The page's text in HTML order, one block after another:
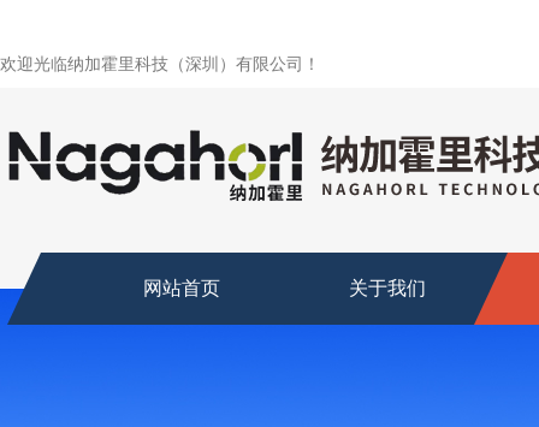
欢迎光临纳加霍里科技（深圳）有限公司！
网站首页 关于我们